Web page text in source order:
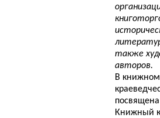
также
авторов.
В книжном
Книжный